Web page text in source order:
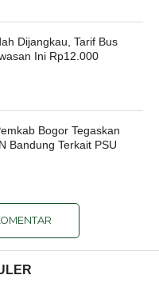
Dijangkau, Tarif Bus
Ini Rp12.000
Bogor Tegaskan
Bandung Terkait PSU